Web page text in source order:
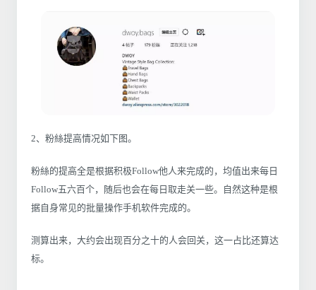
2、粉絲提高情况如下图。
粉絲的提高全是根据积极Follow他人来完成的，均值出来每日
Follow五六百个，随后也会在每日取走关一些。自然这种是根
据自身常见的批量操作手机软件完成的。
测算出来，大约会出现百分之十的人会回关，这一占比还算达
标。